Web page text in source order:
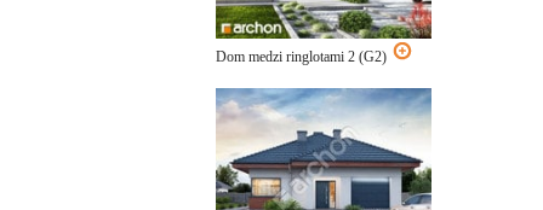
Dom medzi ringlotami 2 (G2)